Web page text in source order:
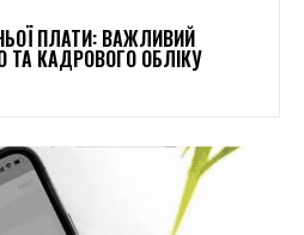
ПЛАТИ: ВАЖЛИВИЙ
ТА КАДРОВОГО ОБЛІКУ